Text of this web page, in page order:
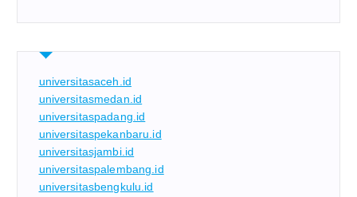
universitasaceh.id
universitasmedan.id
universitaspadang.id
universitaspekanbaru.id
universitasjambi.id
universitaspalembang.id
universitasbengkulu.id